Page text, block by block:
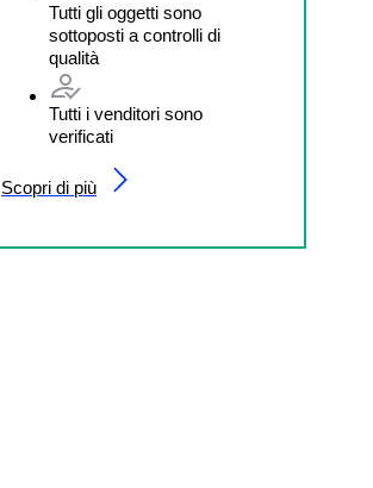
Tutti gli oggetti sono
sottoposti a controlli di
qualità
Tutti i venditori sono
verificati
Scopri di più